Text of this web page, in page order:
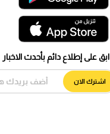
ابق على إطلاع دائم بأحدث الاخبار
اشترك الان